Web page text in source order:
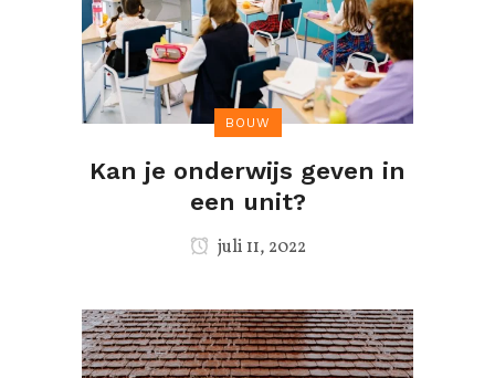
BOUW
Kan je onderwijs geven in
een unit?
juli 11, 2022